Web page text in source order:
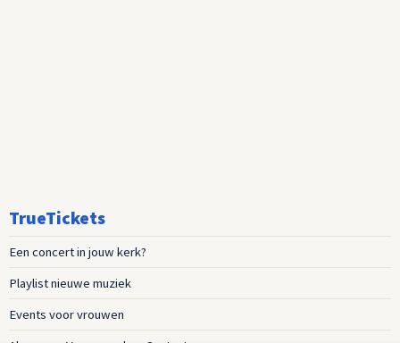
TrueTickets
Een concert in jouw kerk?
Playlist nieuwe muziek
Events voor vrouwen